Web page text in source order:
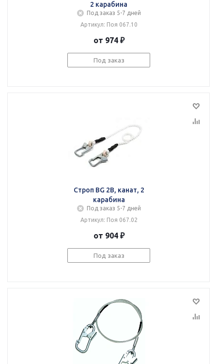
2 карабина
Под заказ 5-7 дней
Артикул: Поя 067.10
от 974 ₽
Под заказ
Строп BG 2В, канат, 2
карабина
Под заказ 5-7 дней
Артикул: Поя 067.02
от 904 ₽
Под заказ